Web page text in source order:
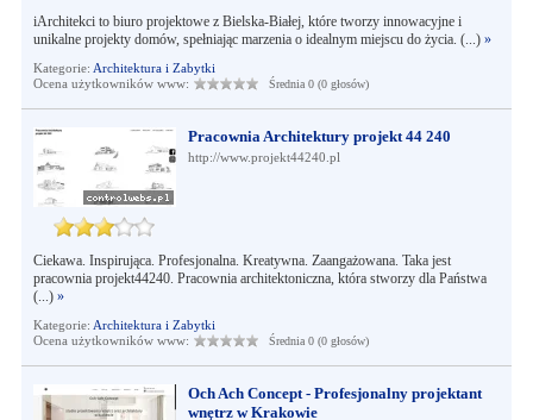
iArchitekci to biuro projektowe z Bielska-Białej, które tworzy innowacyjne i
unikalne projekty domów, spełniając marzenia o idealnym miejscu do życia. (...) »
Kategorie: Architektura i Zabytki
Ocena użytkowników www:
Średnia 0 (0 głosów)
Pracownia Architektury projekt 44 240
http://www.projekt44240.pl
Ciekawa. Inspirująca. Profesjonalna. Kreatywna. Zaangażowana. Taka jest
pracownia projekt44240. Pracownia architektoniczna, która stworzy dla Państwa
(...) »
Kategorie: Architektura i Zabytki
Ocena użytkowników www:
Średnia 0 (0 głosów)
Och Ach Concept - Profesjonalny projektant
wnętrz w Krakowie